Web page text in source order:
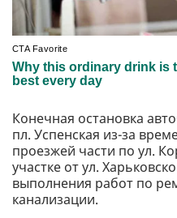
Конечная остановка
пл. Успенская из-за
проезжей части по ул.
участке от ул.
выполнения работ по
канализации.